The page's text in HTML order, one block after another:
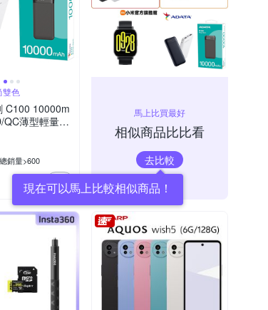
雙色
C100 10000m
QC薄型輕量極
源_機身Wh標
總銷量>600
馬上比買最好
相似商品比比看
去比較
現在可以馬上比較相似商品！